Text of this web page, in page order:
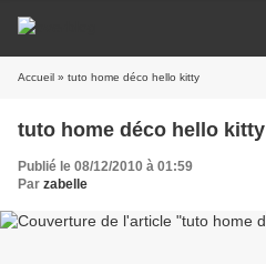
Accueil » tuto home déco hello kitty
tuto home déco hello kitty
Publié le 08/12/2010 à 01:59
Par zabelle